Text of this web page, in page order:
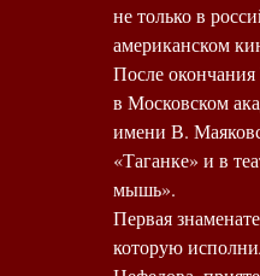
не только в
американском
После
в Московском
имени В.
«Таганке» и в
мышь».
Первая
которую